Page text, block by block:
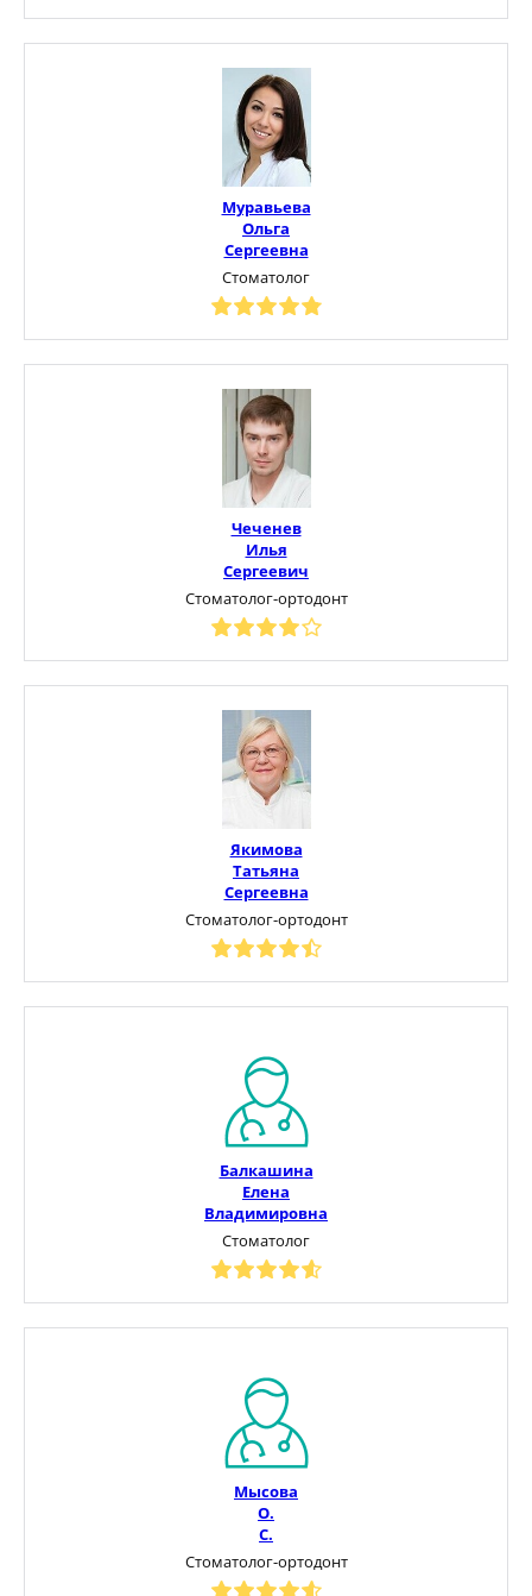
Муравьева
Ольга
Сергеевна
Стоматолог
Чеченев
Илья
Сергеевич
Стоматолог-ортодонт
Якимова
Татьяна
Сергеевна
Стоматолог-ортодонт
Балкашина
Елена
Владимировна
Стоматолог
Мысова
О.
С.
Стоматолог-ортодонт